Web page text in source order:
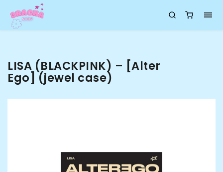
LISA (BLACKPINK) – [Alter
Ego] (jewel case)